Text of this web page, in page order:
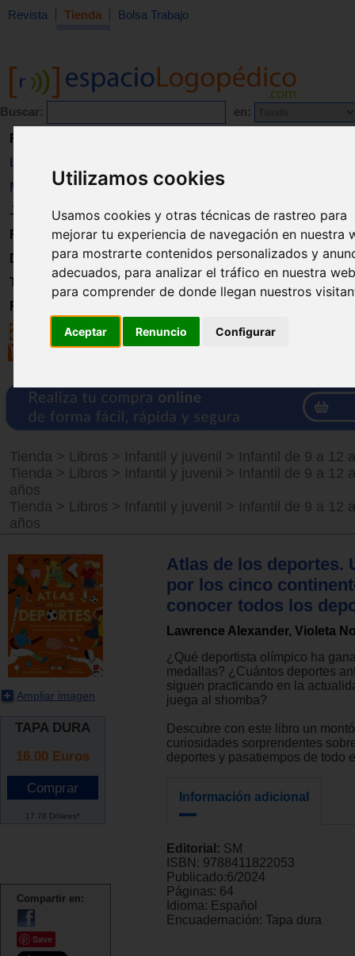
Utilizamos cookies
Usamos cookies y otras técnicas de rastreo para
mejorar tu experiencia de navegación en nuestra
para mostrarte contenidos personalizados y
adecuados, para analizar el tráfico en nuestra
para comprender de donde llegan nuestros
Aceptar Renuncio Configurar
Revista Tienda Bolsa Trabajo
Buscar: en:
Revista
Libros
Material
Juguetes
Formación
Directorio
Trabajo
Registro
Tienda > Libros > Infantil y juvenil > Infantil de 9 a 12
Tienda > Libros > Infantil y juvenil > Infantil de 9 a 12
años
Tienda > Libros > Infantil y juvenil > Infantil de 9 a 12
años
Ampliar imagen
TAPA DURA
16.00 Euros
17.76 Dólares*
Compartir en:
Save
Atlas de los deportes.
por los cinco
conocer todos los
Lawrence Alexander, Violeta
¿Qué deportista olímpico ha
medallas? ¿Cuántos deportes
siguen practicando en la
juega al shomba?
Descubre con este libro un
curiosidades sorprendentes
deportes y pasatiempos de todo
Información adicional
Editorial: SM
ISBN: 9788411822053
Publicado:6/2024
Páginas: 64
Idioma: Español
Encuadernación: Tapa dura